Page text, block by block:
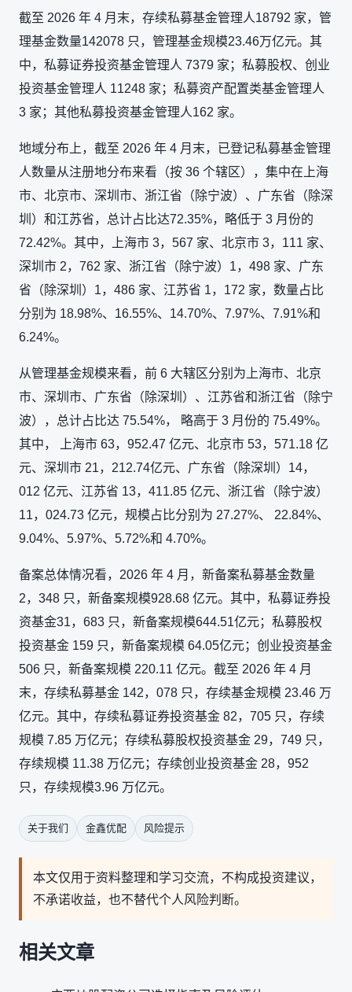
截至 2026 年 4 月末，存续私募基金管理人18792 家，管
理基金数量142078 只，管理基金规模23.46万亿元。其
中，私募证券投资基金管理人 7379 家；私募股权、创业
投资基金管理人 11248 家；私募资产配置类基金管理人
3 家；其他私募投资基金管理人162 家。
地域分布上，截至 2026 年 4 月末，已登记私募基金管理
人数量从注册地分布来看（按 36 个辖区），集中在上海
市、北京市、深圳市、浙江省（除宁波）、广东省（除深
圳）和江苏省，总计占比达72.35%，略低于 3 月份的
72.42%。其中，上海市 3，567 家、北京市 3，111 家、
深圳市 2，762 家、浙江省（除宁波）1，498 家、广东
省（除深圳）1，486 家、江苏省 1，172 家，数量占比
分别为 18.98%、16.55%、14.70%、7.97%、7.91%和
6.24%。
从管理基金规模来看，前 6 大辖区分别为上海市、北京
市、深圳市、广东省（除深圳）、江苏省和浙江省（除宁
波），总计占比达 75.54%， 略高于 3 月份的 75.49%。
其中， 上海市 63，952.47 亿元、北京市 53，571.18 亿
元、深圳市 21，212.74亿元、广东省（除深圳）14，
012 亿元、江苏省 13，411.85 亿元、浙江省（除宁波）
11，024.73 亿元，规模占比分别为 27.27%、 22.84%、
9.04%、5.97%、5.72%和 4.70%。
备案总体情况看，2026 年 4 月，新备案私募基金数量
2，348 只，新备案规模928.68 亿元。其中，私募证券投
资基金31，683 只，新备案规模644.51亿元；私募股权
投资基金 159 只，新备案规模 64.05亿元；创业投资基金
506 只，新备案规模 220.11 亿元。截至 2026 年 4 月
末，存续私募基金 142，078 只，存续基金规模 23.46 万
亿元。其中，存续私募证券投资基金 82，705 只，存续
规模 7.85 万亿元；存续私募股权投资基金 29，749 只，
存续规模 11.38 万亿元；存续创业投资基金 28，952
只，存续规模3.96 万亿元。
关于我们 金鑫优配 风险提示
本文仅用于资料整理和学习交流，不构成投资建议，
不承诺收益，也不替代个人风险判断。
相关文章